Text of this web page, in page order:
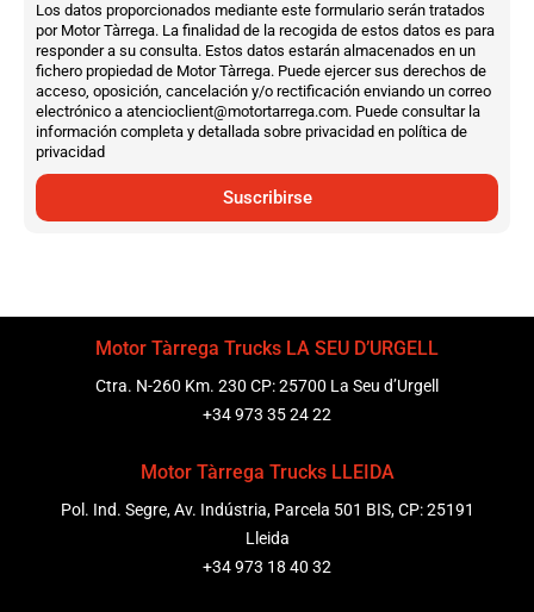
Los datos proporcionados mediante este formulario serán tratados
por Motor Tàrrega. La finalidad de la recogida de estos datos es para
responder a su consulta. Estos datos estarán almacenados en un
fichero propiedad de Motor Tàrrega. Puede ejercer sus derechos de
acceso, oposición, cancelación y/o rectificación enviando un correo
electrónico a atencioclient@motortarrega.com. Puede consultar la
información completa y detallada sobre privacidad en política de
privacidad
Suscribirse
Motor Tàrrega Trucks LA SEU D’URGELL
Ctra. N-260 Km. 230 CP: 25700 La Seu d’Urgell
+34 973 35 24 22
Motor Tàrrega Trucks LLEIDA
Pol. Ind. Segre, Av. Indústria, Parcela 501 BIS, CP: 25191
Lleida
+34 973 18 40 32